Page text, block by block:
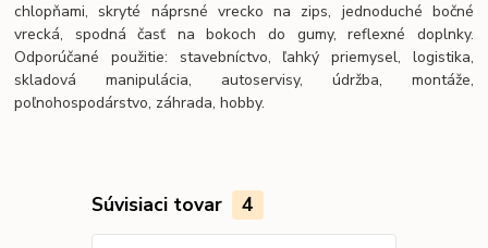
chlopňami, skryté náprsné vrecko na zips, jednoduché bočné
vrecká, spodná časť na bokoch do gumy, reflexné doplnky.
Odporúčané použitie: stavebníctvo, ľahký priemysel, logistika,
skladová manipulácia, autoservisy, údržba, montáže,
poľnohospodárstvo, záhrada, hobby.
Súvisiaci tovar 4